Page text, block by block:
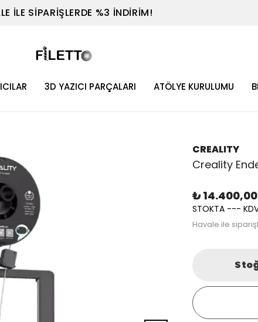
TEL : 0530 614 7698
3D YAZICI PARÇALARI ATÖLYE KURULUMU
CREALITY
Creality
₺ 14.400,00
STOKTA ---
Havale ile